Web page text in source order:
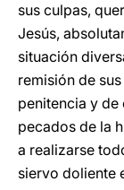
sus culpas,
Jesús,
situación
remisión de
penitencia y de
pecados de la
a realizarse
siervo doliente